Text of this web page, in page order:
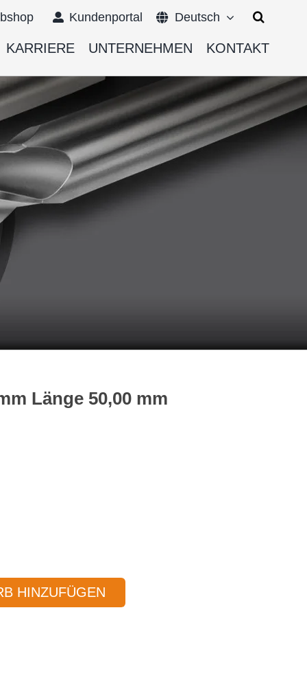
Kundenportal Deutsch
Suche
KARRIERE UNTERNEHMEN KONTAKT
Länge 50,00 mm
HINZUFÜGEN